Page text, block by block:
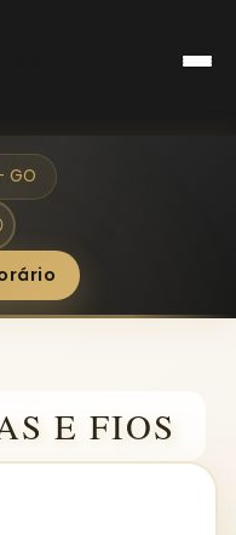
GO
E FIOS